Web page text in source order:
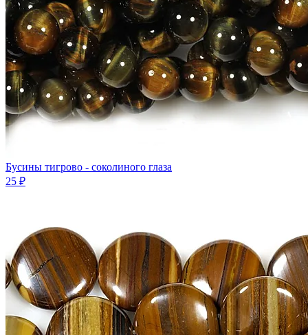
Бусины тигрово - соколиного глаза
25 ₽